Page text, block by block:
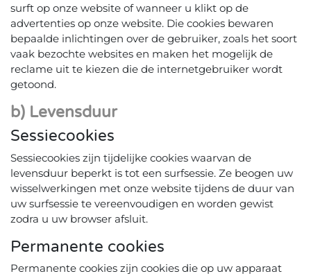
surft op onze website of wanneer u klikt op de
advertenties op onze website. Die cookies bewaren
bepaalde inlichtingen over de gebruiker, zoals het soort
vaak bezochte websites en maken het mogelijk de
reclame uit te kiezen die de internetgebruiker wordt
getoond.
b) Levensduur
Sessiecookies
Sessiecookies zijn tijdelijke cookies waarvan de
levensduur beperkt is tot een surfsessie. Ze beogen uw
wisselwerkingen met onze website tijdens de duur van
uw surfsessie te vereenvoudigen en worden gewist
zodra u uw browser afsluit.
Permanente cookies
Permanente cookies zijn cookies die op uw apparaat